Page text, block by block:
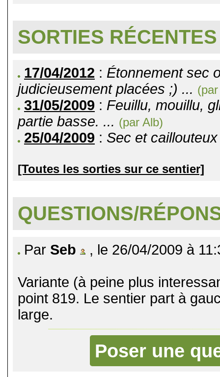
SORTIES RÉCENTES
17/04/2012 : Étonnement sec
judicieusement placées ;) ...
31/05/2009 : Feuillu, mouillu,
partie basse. ... (par Alb)
25/04/2009 : Sec et
[Toutes les sorties sur ce sentier]
QUESTIONS/
Par Seb , le 26/04/2009 à
Variante (à peine plus
point 819. Le sentier part à
large.
Poser une